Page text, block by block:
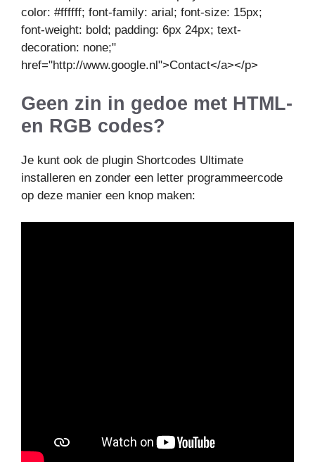
color: #ffffff; font-family: arial; font-size: 15px;
font-weight: bold; padding: 6px 24px; text-
decoration: none;"
href="http://www.google.nl">Contact</a></p>
Geen zin in gedoe met HTML-
en RGB codes?
Je kunt ook de plugin Shortcodes Ultimate
installeren en zonder een letter programmeercode
op deze manier een knop maken: